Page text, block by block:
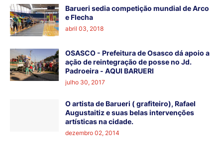
Barueri sedia competição mundial de Arco
e Flecha
abril 03, 2018
OSASCO - Prefeitura de Osasco dá apoio a
ação de reintegração de posse no Jd.
Padroeira - AQUI BARUERI
julho 30, 2017
O artista de Barueri ( grafiteiro), Rafael
Augustaitiz e suas belas intervenções
artísticas na cidade.
dezembro 02, 2014